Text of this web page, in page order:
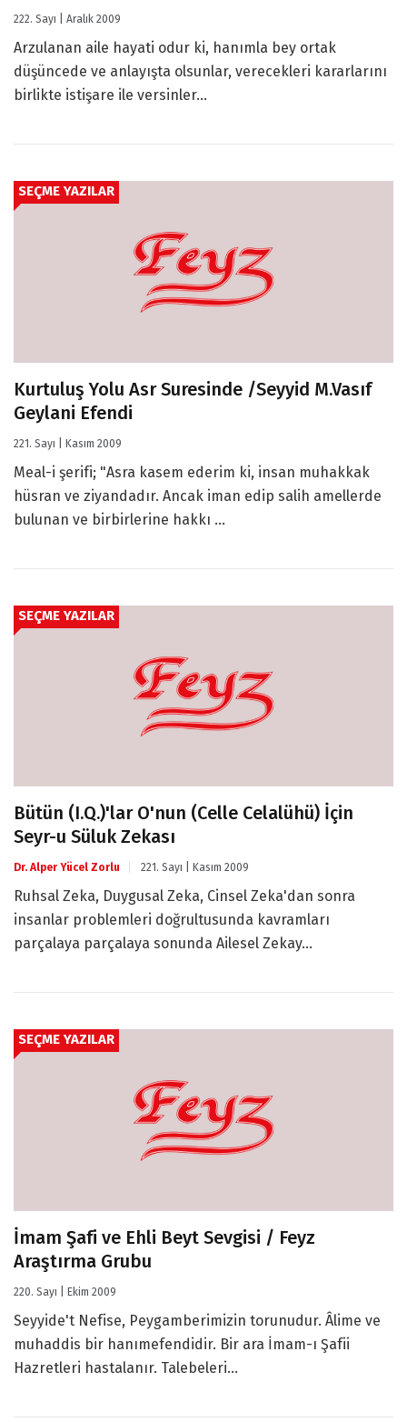
222. Sayı | Aralık 2009
Arzulanan aile hayati odur ki, hanımla bey ortak
düşüncede ve anlayışta olsunlar, verecekleri kararlarını
birlikte istişare ile versinler...
SEÇME YAZILAR
Kurtuluş Yolu Asr Suresinde /Seyyid M.Vasıf
Geylani Efendi
221. Sayı | Kasım 2009
Meal-i şerifi; "Asra kasem ederim ki, insan muhakkak
hüsran ve ziyandadır. Ancak iman edip salih amellerde
bulunan ve birbirlerine hakkı ...
SEÇME YAZILAR
Bütün (I.Q.)'lar O'nun (Celle Celalühü) İçin
Seyr-u Süluk Zekası
Dr. Alper Yücel Zorlu 221. Sayı | Kasım 2009
Ruhsal Zeka, Duygusal Zeka, Cinsel Zeka'dan sonra
insanlar problemleri doğrultusunda kavramları
parçalaya parçalaya sonunda Ailesel Zekay...
SEÇME YAZILAR
İmam Şafi ve Ehli Beyt Sevgisi / Feyz
Araştırma Grubu
220. Sayı | Ekim 2009
Seyyide't Nefise, Peygamberimizin torunudur. Âlime ve
muhaddis bir hanımefendidir. Bir ara İmam-ı Şafii
Hazretleri hastalanır. Talebeleri...